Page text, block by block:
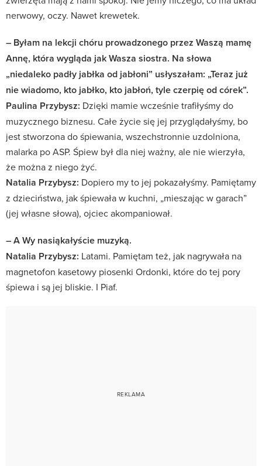
nerwowy, oczy. Nawet krewetek.
– Byłam na lekcji chóru prowadzonego przez Waszą mamę
Annę, która wygląda jak Wasza siostra. Na słowa
„niedaleko padły jabłka od jabłoni” usłyszałam: „Teraz już
nie wiadomo, kto jabłko, kto jabłoń, tyle czerpię od córek”.
Paulina Przybysz: Dzięki mamie wcześnie trafiłyśmy do
muzycznego biznesu. Całe życie się jej przyglądałyśmy, bo
jest stworzona do śpiewania, wszechstronnie uzdolniona,
malarka po ASP. Śpiew był dla niej ważny, ale nie wierzyła,
że można z niego żyć.
Natalia Przybysz: Dopiero my to jej pokazałyśmy. Pamiętamy
z dzieciństwa, jak śpiewała w kuchni, „mieszając w garach”
(jej własne słowa), ojciec akompaniował.
– A Wy nasiąkałyście muzyką.
Natalia Przybysz: Latami. Pamiętam też, jak nagrywała na
magnetofon kasetowy piosenki Ordonki, które do tej pory
śpiewa i są jej bliskie. I Piaf.